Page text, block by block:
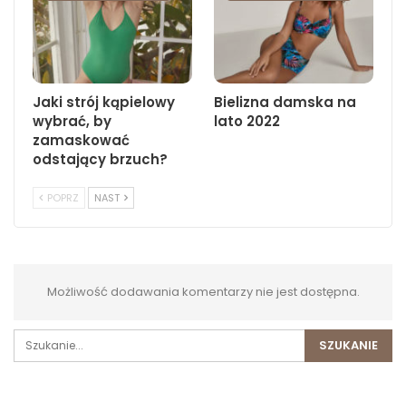
Jaki strój kąpielowy
wybrać, by
zamaskować
odstający brzuch?
Bielizna damska na
lato 2022
POPRZ NAST
Możliwość dodawania komentarzy nie jest dostępna.